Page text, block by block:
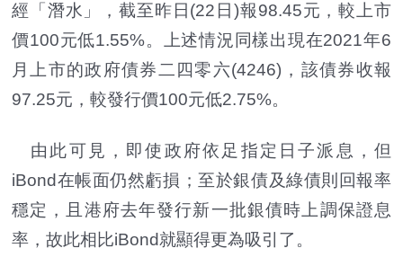
經「潛水」，截至昨日(22日)報98.45元，較上市
價100元低1.55%。上述情況同樣出現在2021年6
月上市的政府債券二四零六(4246)，該債券收報
97.25元，較發行價100元低2.75%。
由此可見，即使政府依足指定日子派息，但
iBond在帳面仍然虧損；至於銀債及綠債則回報率
穩定，且港府去年發行新一批銀債時上調保證息
率，故此相比iBond就顯得更為吸引了。